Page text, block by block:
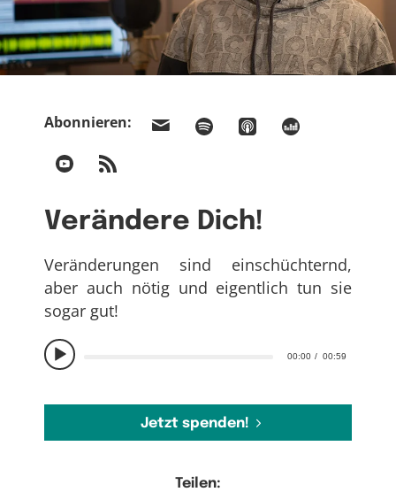
Abonnieren:
Verändere Dich!
00:00 00:59
Veränderungen sind einschüchternd,
aber auch nötig und eigentlich tun sie
sogar gut!
Jetzt spenden!
Teilen: